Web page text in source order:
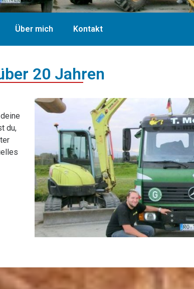
Über mich Kontakt
20 Jahren
du,